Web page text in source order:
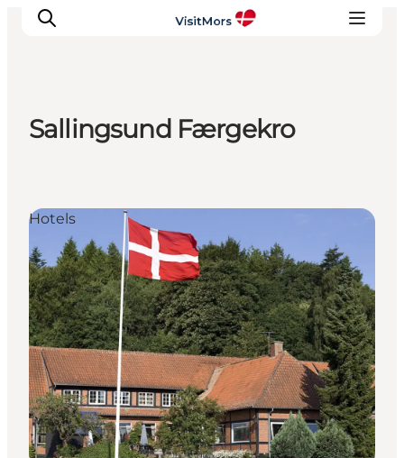
Infos über Mors
Unterkunft
Pauschalreisen / Urlaub
Planen Sie Ihre Reise
Sallingsund Færgekro
Hotels